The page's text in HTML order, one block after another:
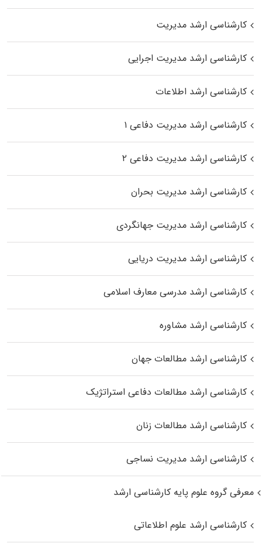
کارشناسی ارشد مدیریت
کارشناسی ارشد مدیریت اجرایی
کارشناسی ارشد اطلاعات
کارشناسی ارشد مدیریت دفاعی ۱
کارشناسی ارشد مدیریت دفاعی ۲
کارشناسی ارشد مدیریت بحران
کارشناسی ارشد مدیریت جهانگردی
کارشناسی ارشد مدیریت دریایی
کارشناسی ارشد مدرسی معارف اسلامی
کارشناسی ارشد مشاوره
کارشناسی ارشد مطالعات جهان
کارشناسی ارشد مطالعات دفاعی استراتژیک
کارشناسی ارشد مطالعات زنان
کارشناسی ارشد مدیریت نساجی
معرفی گروه علوم پایه کارشناسی ارشد
کارشناسی ارشد علوم اطلاعاتی